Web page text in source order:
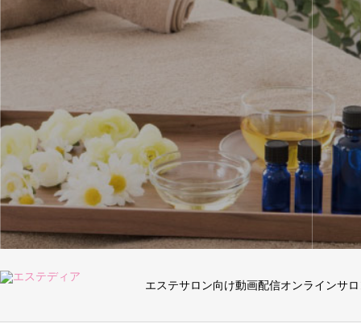
エステサロン向け動画配信オンラインサ